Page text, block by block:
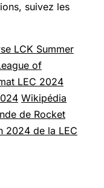
suivez les
LCK Summer
of
LEC 2024
Wikipédia
de Rocket
2024 de la LEC